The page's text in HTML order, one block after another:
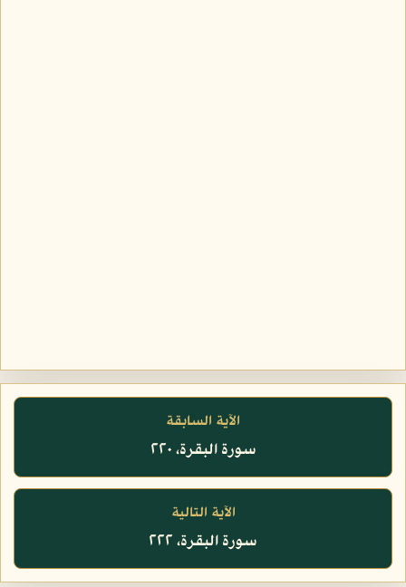
الآية السابقة
سورة البقرة، ٢٢٠
الآية التالية
سورة البقرة، ٢٢٢